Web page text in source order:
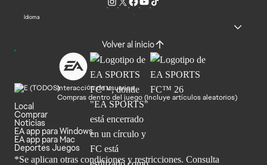
Idioma
Volver al inicio
Interacción de usuarios
Compras dentro del juego (Incluye artículos aleatorios)
Local
Comprar
Noticias
EA app para Windows
EA app para Mac
Deportes Juegos
*Se aplican otras condiciones y restricciones. Consulta